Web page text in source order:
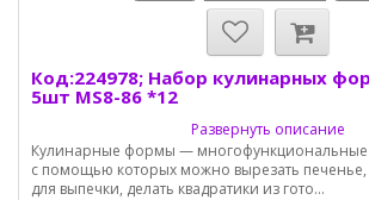
Код:224978; Набор кулинарных
5шт MS8-86 *12
Развернуть описание
Кулинарные формы — многофункциональные
с помощью которых можно вырезать печенье,
для выпечки, делать квадратики из гото...